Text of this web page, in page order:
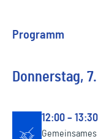
Programm
Donnerstag,
12:00 –